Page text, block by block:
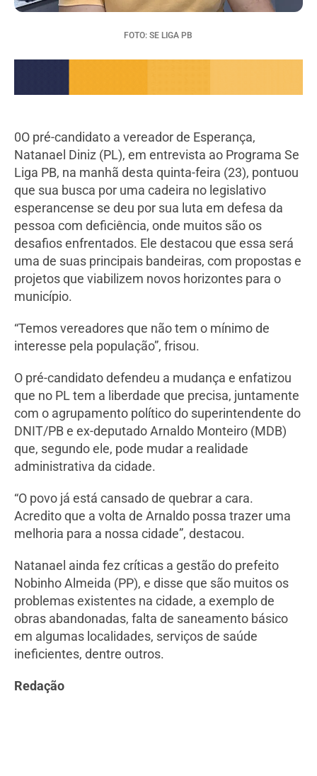
FOTO: SE LIGA PB
0O pré-candidato a vereador de Esperança,
Natanael Diniz (PL), em entrevista ao Programa Se
Liga PB, na manhã desta quinta-feira (23), pontuou
que sua busca por uma cadeira no legislativo
esperancense se deu por sua luta em defesa da
pessoa com deficiência, onde muitos são os
desafios enfrentados. Ele destacou que essa será
uma de suas principais bandeiras, com propostas e
projetos que viabilizem novos horizontes para o
município.
“Temos vereadores que não tem o mínimo de
interesse pela população”, frisou.
O pré-candidato defendeu a mudança e enfatizou
que no PL tem a liberdade que precisa, juntamente
com o agrupamento político do superintendente do
DNIT/PB e ex-deputado Arnaldo Monteiro (MDB)
que, segundo ele, pode mudar a realidade
administrativa da cidade.
“O povo já está cansado de quebrar a cara.
Acredito que a volta de Arnaldo possa trazer uma
melhoria para a nossa cidade”, destacou.
Natanael ainda fez críticas a gestão do prefeito
Nobinho Almeida (PP), e disse que são muitos os
problemas existentes na cidade, a exemplo de
obras abandonadas, falta de saneamento básico
em algumas localidades, serviços de saúde
ineficientes, dentre outros.
Redação